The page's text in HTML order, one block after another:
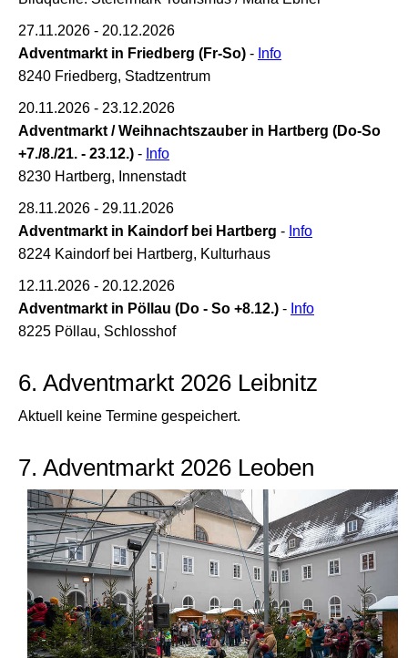
27.11.2026 - 20.12.2026
Adventmarkt in Friedberg (Fr-So) - Info
8240 Friedberg, Stadtzentrum
20.11.2026 - 23.12.2026
Adventmarkt / Weihnachtszauber in Hartberg (Do-So
+7./8./21. - 23.12.) - Info
8230 Hartberg, Innenstadt
28.11.2026 - 29.11.2026
Adventmarkt in Kaindorf bei Hartberg - Info
8224 Kaindorf bei Hartberg, Kulturhaus
12.11.2026 - 20.12.2026
Adventmarkt in Pöllau (Do - So +8.12.) - Info
8225 Pöllau, Schlosshof
6. Adventmarkt 2026 Leibnitz
Aktuell keine Termine gespeichert.
7. Adventmarkt 2026 Leoben